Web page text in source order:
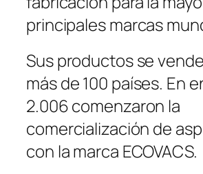
principales marcas
Sus productos se
más de 100 países. En
2.006 comenzaron la
comercialización de
con la marca ECOVACS.